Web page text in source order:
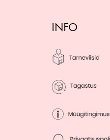
INFO